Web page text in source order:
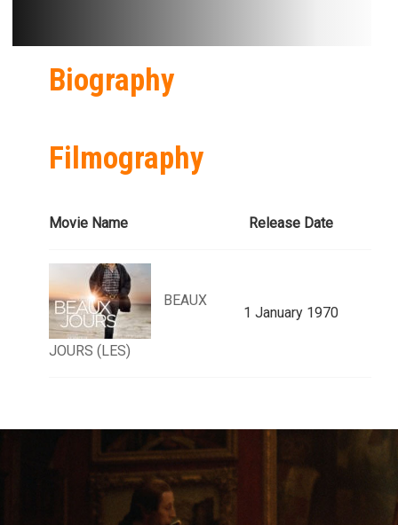
Biography
Filmography
Movie Name Release Date
BEAUX
JOURS (LES)
1 January 1970